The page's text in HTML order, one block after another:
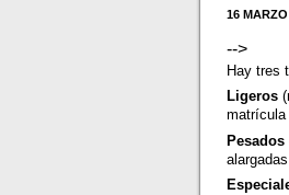
16
-->
Hay tres
Ligeros
matrícula
Pesados